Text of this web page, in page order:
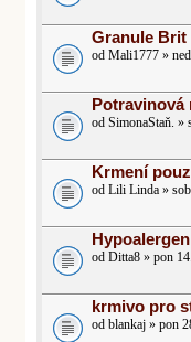
Granule Brit
od Mali1777 »
Potravinová
od SimonaStaň. »
Krmení
od Lili Linda »
od Ditta8 » pon
krmivo pro
od blankaj » pon